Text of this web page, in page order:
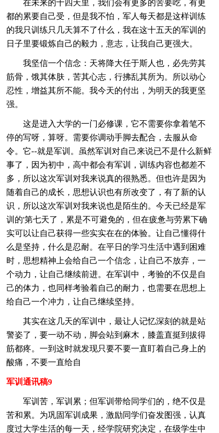
在未来的十四天里，我们会有更多的苦要吃，有更
都的累要自己受，但是我不怕，军人每天都是这样训练
的我只训练只几天算不了什么，我在这十五天的军训的
日子里要锻炼自己的毅力，意志，让我自己更强大。
我坚信一个信念：天将降大任于斯人也，必先劳其
筋骨，饿其体肤，苦其心志，行拂乱其所为。所以动心
忍性，增益其所不能。我今天的付出，为明天的我更坚
强。
这是进入大学的一门必修课，它不需要你拿着笔不
停的写呀，算呀。需要你调动手脚去配合，去服从命
令。它--就是军训。虽然军训对自己来说已不是什么新鲜
事了，因为初中，高中都会有军训，训练内容也都差不
多，所以这次军训对我来说真的很熟悉。但也许是因为
随着自己的成长，思想认识也有所改变了，有了新的认
识，所以这次军训对我来说也是陌生的。今天已经是军
训的'第七天了，累是不可避免的，但在疲惫与劳累下确
实可以让自己获得一些实实在在的体验。让自己懂得什
么是坚持，什么是忍耐。在平日的学习生活中遇到困难
时，思想精神上会给自己一个信念，让自己不放弃，一
个动力，让自己继续前进。在军训中，考验的不仅是自
己的体力，也同样考验着自己的耐力，也需要在思想上
给自己一个冲力，让自己继续坚持。
其实在这几天的军训中，最让人记忆深刻的就是站
警姿了，要一动不动，脚会站到麻木，膝盖直挺到拔得
筋都疼。一到这时就发现只要不要一直盯着自己身上的
酸痛，不要一直给自
军训通讯稿9
军训苦，军训累；但军训带给同学们的，绝不仅是
苦和累。为巩固军训成果，激励同学们奋发图强，认真
度过大学生活的每一天，经学院研究决定，在级学生中